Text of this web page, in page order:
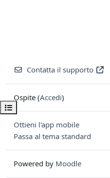
Apri indice del corso
Contatta il supporto
Ospite (Accedi)
Ottieni l'app mobile
Passa al tema standard
Powered by Moodle